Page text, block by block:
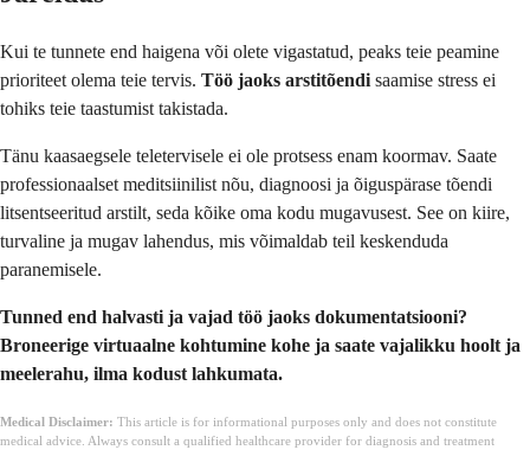
Kui te tunnete end haigena või olete vigastatud, peaks teie peamine
prioriteet olema teie tervis. Töö jaoks arstitõendi saamise stress ei
tohiks teie taastumist takistada.
Tänu kaasaegsele teletervisele ei ole protsess enam koormav. Saate
professionaalset meditsiinilist nõu, diagnoosi ja õiguspärase tõendi
litsentseeritud arstilt, seda kõike oma kodu mugavusest. See on kiire,
turvaline ja mugav lahendus, mis võimaldab teil keskenduda
paranemisele.
Tunned end halvasti ja vajad töö jaoks dokumentatsiooni?
Broneerige virtuaalne kohtumine kohe ja saate vajalikku hoolt ja
meelerahu, ilma kodust lahkumata.
Medical Disclaimer: This article is for informational purposes only and does not constitute
medical advice. Always consult a qualified healthcare provider for diagnosis and treatment